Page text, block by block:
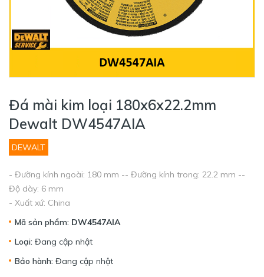
Đá mài kim loại 180x6x22.2mm
Dewalt DW4547AIA
DEWALT
- Đường kính ngoài: 180 mm -- Đường kính trong: 22.2 mm --
Độ dày: 6 mm
- Xuất xứ: China
Mã sản phẩm: DW4547AIA
Loại: Đang cập nhật
Bảo hành: Đang cập nhật